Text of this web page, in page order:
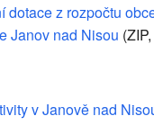
dotace z rozpočtu
Janov nad Nisou
v Janově nad